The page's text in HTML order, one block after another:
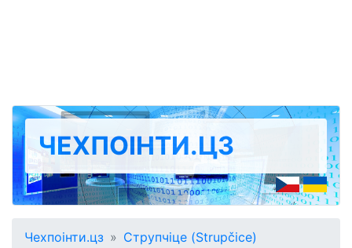
ЧЕХПОІНТИ.ЦЗ
Чехпоінти.цз Струпчіце (Strupčice)